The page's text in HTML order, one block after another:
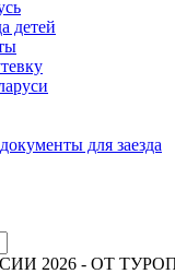
детей
для заезда
2026 - ОТ